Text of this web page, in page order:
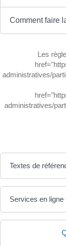
Comment faire
Les
administratives/
administratives/
Textes de
Services en ligne